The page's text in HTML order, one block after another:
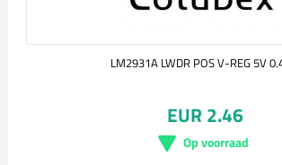
LM2931A LWDR POS V-REG 5V
EUR 2.46
Op voorraad